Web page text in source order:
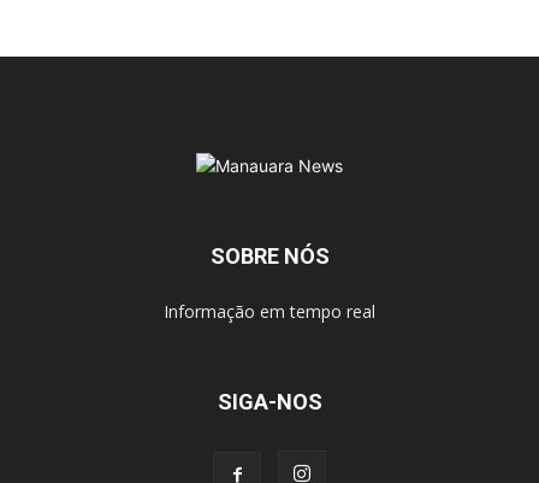
SOBRE NÓS
Informação em tempo real
SIGA-NOS